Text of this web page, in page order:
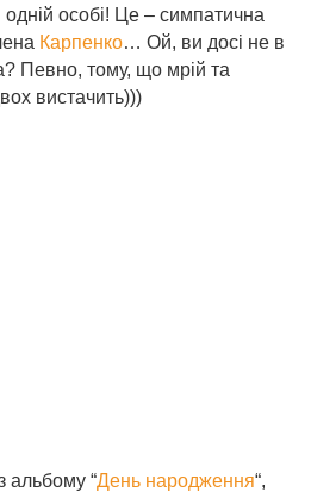
одній особі! Це – симпатична
Карпенко… Ой, ви досі не в
Певно, тому, що мрій та
вистачить)))
альбому “День народження“,